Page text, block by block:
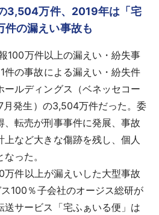
3,504万件、2019年は「宅
件の漏えい事故も
100万件以上の漏えい・紛失事
件の事故による漏えい・紛失件
ールディングス（ベネッセコー
月発生）の3,504万件だった。委
、転売が刑事事件に発展、事故
など大きな傷跡を残し、個人
った。
件以上が漏えいした大型事故
100％子会社のオージス総研が
送サービス「宅ふぁいる便」は